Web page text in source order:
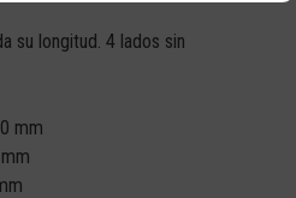
su longitud. 4 lados sin
mm